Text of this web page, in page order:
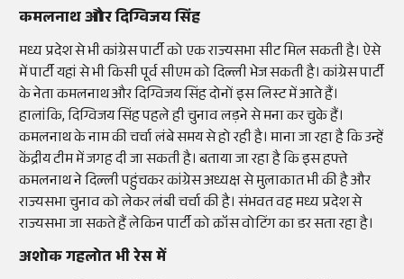
कमलनाथ और दिग्विजय सिंह
मध्य प्रदेश से भी कांग्रेस पार्टी को एक राज्यसभा सीट मिल सकती है। ऐसे
में पार्टी यहां से भी किसी पूर्व सीएम को दिल्ली भेज सकती है। कांग्रेस पार्टी
के नेता कमलनाथ और दिग्विजय सिंह दोनों इस लिस्ट में आते हैं।
हालांकि, दिग्विजय सिंह पहले ही चुनाव लड़ने से मना कर चुके हैं।
कमलनाथ के नाम की चर्चा लंबे समय से हो रही है। माना जा रहा है कि उन्हें
केंद्रीय टीम में जगह दी जा सकती है। बताया जा रहा है कि इस हफ्ते
कमलनाथ ने दिल्ली पहुंचकर कांग्रेस अध्यक्ष से मुलाकात भी की है और
राज्यसभा चुनाव को लेकर लंबी चर्चा की है। संभवत वह मध्य प्रदेश से
राज्यसभा जा सकते हैं लेकिन पार्टी को क्रॉस वोटिंग का डर सता रहा है।
अशोक गहलोत भी रेस में